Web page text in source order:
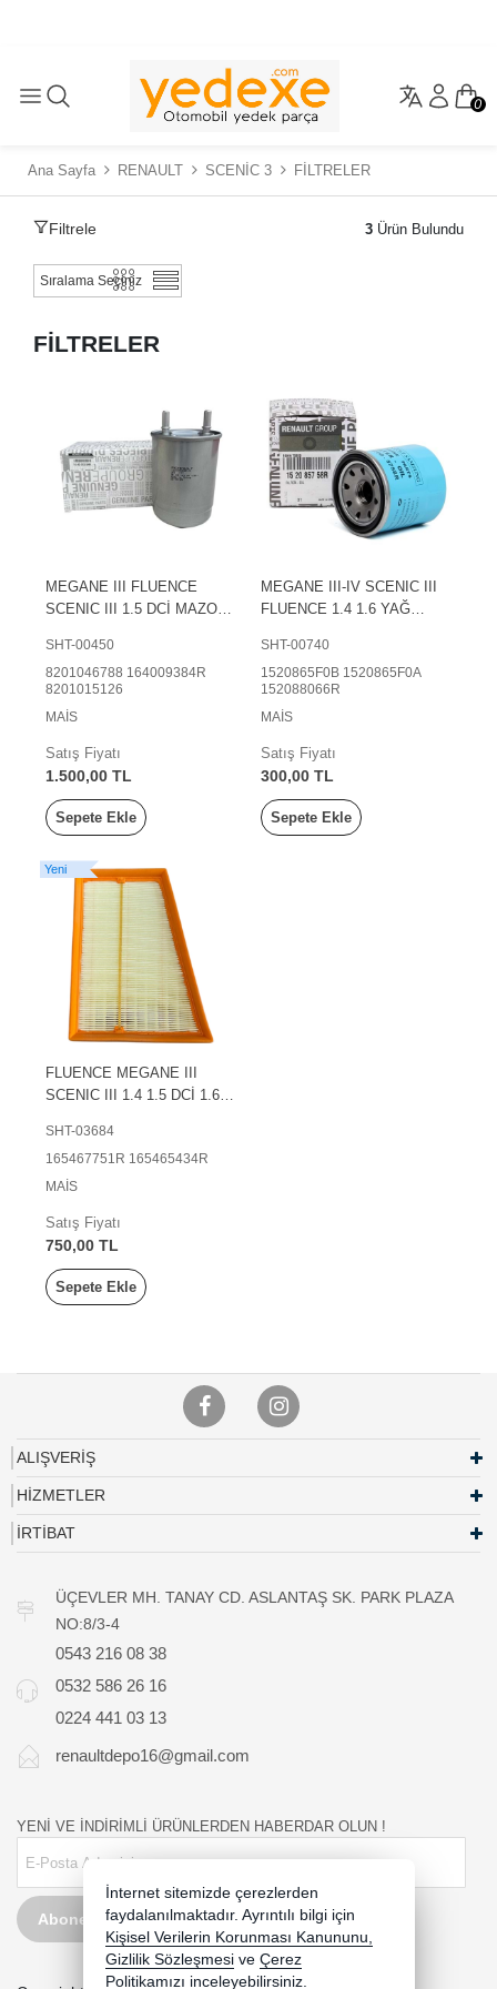
0
Ana Sayfa RENAULT SCENİC 3 FİLTRELER
Filtrele 3 Ürün Bulundu
FİLTRELER
MEGANE III FLUENCE
SCENIC III 1.5 DCİ MAZOT
SHT-00450
8201046788 164009384R
8201015126
MAİS
Satış Fiyatı
1.500,00 TL
Sepete Ekle
MEGANE III-IV SCENIC III
FLUENCE 1.4 1.6 YAĞ
SHT-00740
1520865F0B 1520865F0A
152088066R
MAİS
Satış Fiyatı
300,00 TL
Sepete Ekle
Yeni
FLUENCE MEGANE III
SCENIC III 1.4 1.5 DCİ 1.6
SHT-03684
165467751R 165465434R
MAİS
Satış Fiyatı
750,00 TL
Sepete Ekle
ALIŞVERİŞ
HİZMETLER
İRTİBAT
ÜÇEVLER MH. TANAY CD. ASLANTAŞ SK. PARK PLAZA
NO:8/3-4
0543 216 08 38
0532 586 26 16
0224 441 03 13
renaultdepo16@gmail.com
YENİ VE İNDİRİMLİ ÜRÜNLERDEN HABERDAR OLUN !
Abone Ol
İnternet sitemizde çerezlerden
faydalanılmaktadır. Ayrıntılı bilgi için
Kişisel Verilerin Korunması Kanununu,
Gizlilik Sözleşmesi ve Çerez
Politikamızı inceleyebilirsiniz.